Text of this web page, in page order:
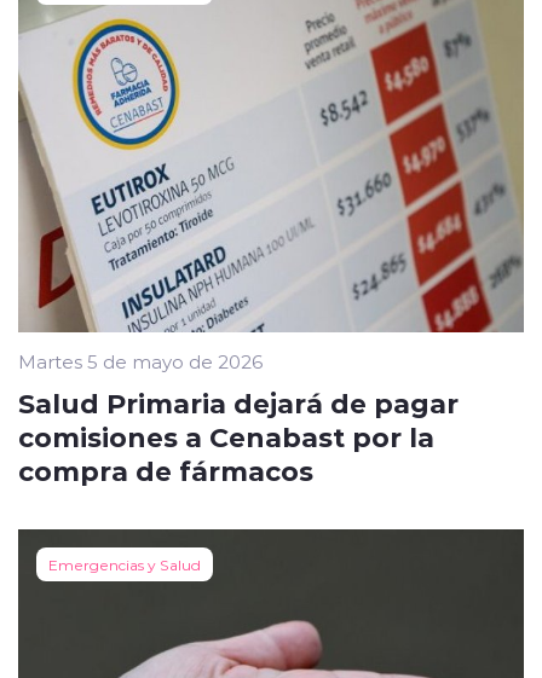
Martes 5 de mayo de 2026
Salud Primaria dejará de pagar
comisiones a Cenabast por la
compra de fármacos
Emergencias y Salud